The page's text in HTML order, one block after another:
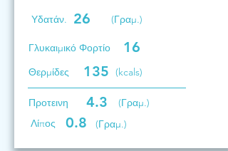
Υδατάν. 26 (Γραμ.)
Γλυκαιμικό Φορτίο 16
Θερμίδες 135 (kcals)
Προτεινη 4.3
(Γραμ.)
Λίπος
0.8 (Γραμ.)